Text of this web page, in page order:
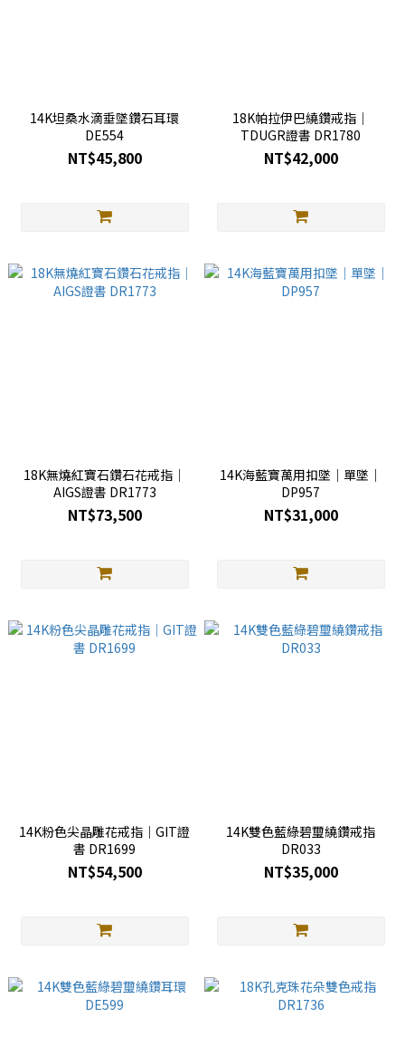
14K坦桑水滴垂墜鑽石耳環
DE554
NT$45,800
18K帕拉伊巴繞鑽戒指｜
TDUGR證書 DR1780
NT$42,000
18K無燒紅寶石鑽石花戒指｜
AIGS證書 DR1773
NT$73,500
14K海藍寶萬用扣墜｜單墜｜
DP957
NT$31,000
14K粉色尖晶雕花戒指｜GIT證
書 DR1699
NT$54,500
14K雙色藍綠碧璽繞鑽戒指
DR033
NT$35,000